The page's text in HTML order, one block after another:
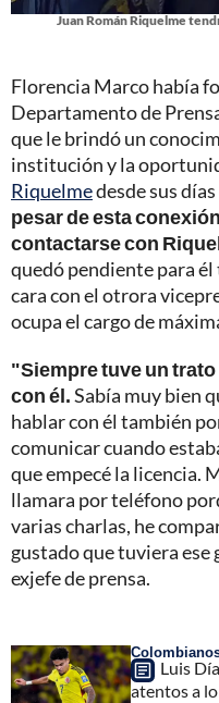
Juan Román Riquelme
Florencia Marco había
Departamento de
que le brindó un
institución y la
Riquelmedesde sus
pesar de esta
contactarse con
quedó pendiente para él
cara con el otrora
ocupa el cargo de
"Siempre tuve un
con él.Sabía muy bien
hablar con él también
comunicar cuando
que empecé la licencia.
llamara por teléfono
varias charlas, he
gustado que tuviera
exjefe de prensa.
Luis
atentos a